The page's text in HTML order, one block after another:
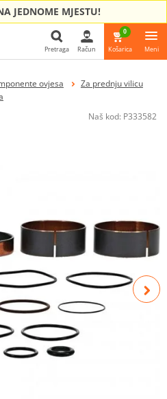
NA JEDNOME MJESTU!
Pretraga
Pretraga Račun
0
Košarica Meni
ovjesa
Za prednju vilicu
Naš kod: P333582